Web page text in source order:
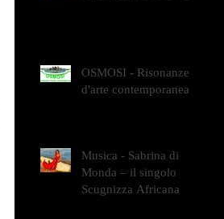
OSMOSI - Risonanze
d'arte contemporanea
Musica - Sabrina di
Monda – il singolo
Scugnizza Africana